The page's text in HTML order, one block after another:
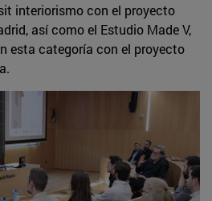
interiorismo con el proyecto
así como el Estudio Made V,
esta categoría con el proyecto